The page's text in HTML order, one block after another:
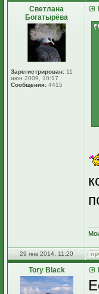
Светлана
Богатырёва
Зарегистрирован: 11
июн 2009, 10:17
Сообщения: 4415
29 янв 2014, 11:20
Tory Black